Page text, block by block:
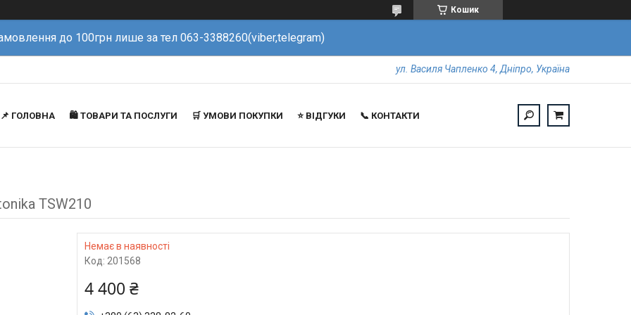
Кошик
до 100грн лише за тел 063-3388260(viber,telegram)
ул. Василя Чапленко 4, Дніпро, Україна
📌 ГОЛОВНА 🛍️ ТОВАРИ ТА ПОСЛУГИ 🛒 УМОВИ ПОКУПКИ ⭐️ ВІДГУКИ 📞 КОНТАКТИ
TSW210
Немає в наявності
Код: 201568
4 400 ₴